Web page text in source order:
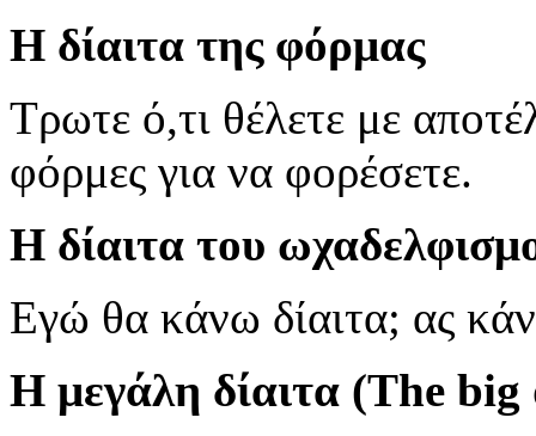
Η δίαιτα της φόρμας
Τρωτε ό,τι θέλετε με
φόρμες για να φορέσετε.
Η δίαιτα του
Εγώ θα κάνω δίαιτα; ας
Η μεγάλη δίαιτα (The